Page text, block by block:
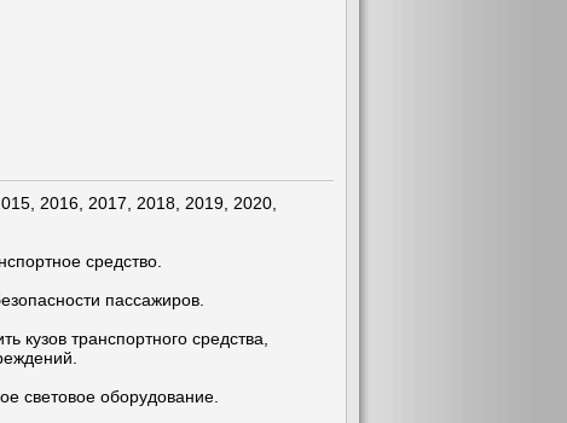
2016, 2017, 2018, 2019, 2020,
средство.
пассажиров.
кузов транспортного средства,
световое оборудование.